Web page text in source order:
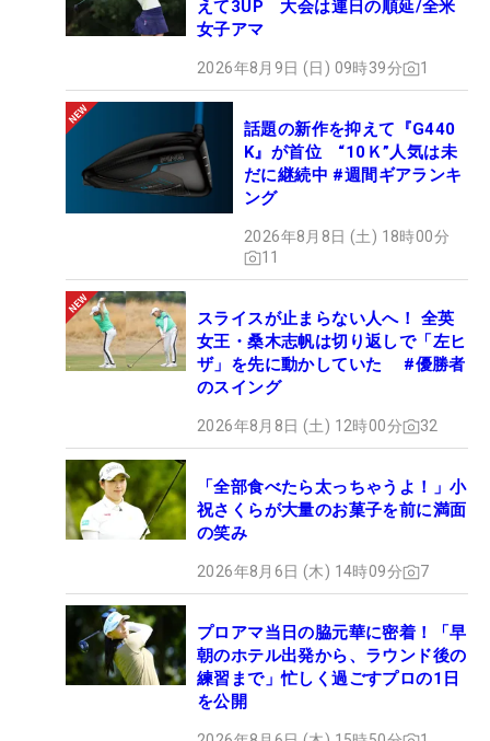
えて3UP 大会は連日の順延/全米
女子アマ
2026年8月9日 (日) 09時39分 1
話題の新作を抑えて『G440
K』が首位 “10Ｋ”人気は未
だに継続中 #週間ギアランキ
ング
2026年8月8日 (土) 18時00分
11
スライスが止まらない人へ！ 全英
女王・桑木志帆は切り返しで「左ヒ
ザ」を先に動かしていた #優勝者
のスイング
2026年8月8日 (土) 12時00分 32
「全部食べたら太っちゃうよ！」小
祝さくらが大量のお菓子を前に満面
の笑み
2026年8月6日 (木) 14時09分 7
プロアマ当日の脇元華に密着！「早
朝のホテル出発から、ラウンド後の
練習まで」忙しく過ごすプロの1日
を公開